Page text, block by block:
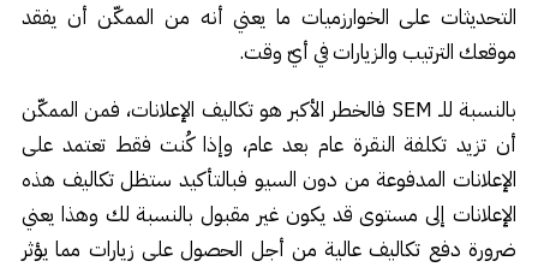
التحديثات على الخوارزميات ما يعني أنه من الممكّن أن يفقد
موقعك الترتيب والزيارات في أيّ وقت.
بالنسبة للـ SEM فالخطر الأكبر هو تكاليف الإعلانات، فمن الممكّن
أن تزيد تكلفة النقرة عام بعد عام، وإذا كُنت فقط تعتمد على
الإعلانات المدفوعة من دون السيو فبالتأكيد ستظل تكاليف هذه
الإعلانات إلى مستوى قد يكون غير مقبول بالنسبة لك وهذا يعني
ضرورة دفع تكاليف عالية من أجل الحصول على زيارات مما يؤثر